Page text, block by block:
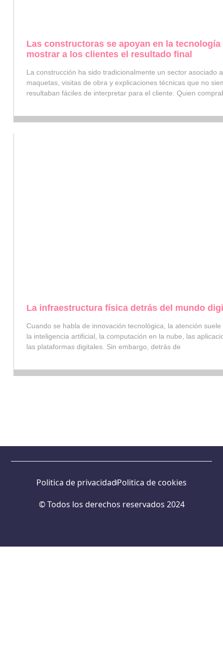
Las constructoras se apoyan en la tecnología
mostrar a los clientes el resultado final
La construcción ha sido tradicionalmente un sector asociado
maquetas, visitas de obra y explicaciones técnicas que no
resultaban fáciles de interpretar para el cliente. Quien
La infraestructura física detrás del mundo
Cuando se habla de innovación tecnológica, la atención
la inteligencia artificial, la computación en la nube, las
las plataformas digitales. Sin embargo, detrás de
Politica de privacidadPolitica de cookies
© Todos los derechos reservados 2024